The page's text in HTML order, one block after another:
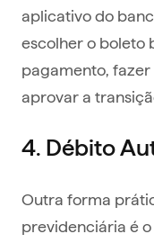
aplicativo do
escolher o boleto
pagamento,
aprovar a
4. Débito
Outra forma
previdenciária é